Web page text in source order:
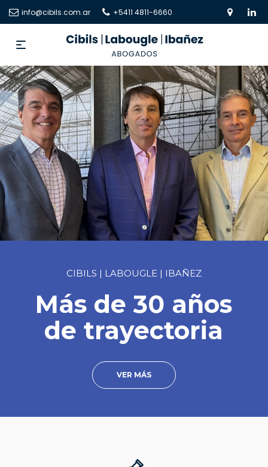
info@cibils.com.ar +5411 4811-6660
VER MÁS
CIBILS | LABOUGLE | IBAÑEZ
Más de 30 años
de trayectoria